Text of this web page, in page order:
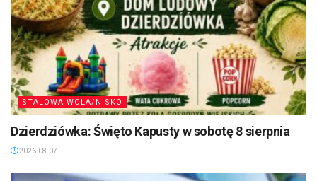
STALOWA WOLA/NISKO
Dzierdziówka: Święto Kapusty w sobotę 8 sierpnia
2026-08-07